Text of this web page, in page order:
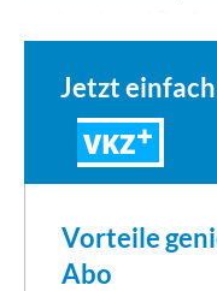
Jetzt
VKZ
Vorteile
Abo